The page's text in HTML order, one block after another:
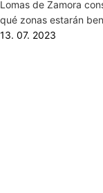
Lomas de Zamora
qué zonas estarán
13. 07. 2023